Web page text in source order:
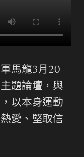
馬龍3月20
題論壇，與
以本身運動
愛、堅取信